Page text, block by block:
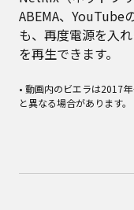
ABEMA、YouTube
も、再度電源を入
を再生できます。
• 動画内のビエラは2017
と異なる場合があります。